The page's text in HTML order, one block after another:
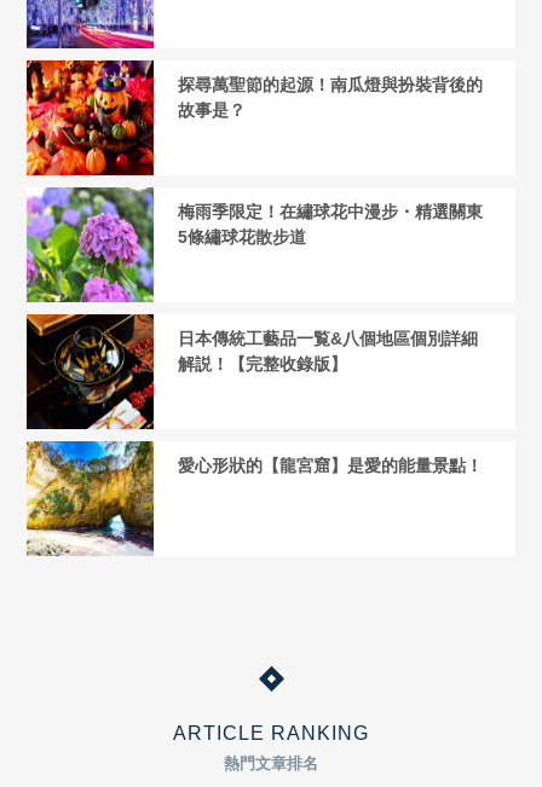
探尋萬聖節的起源！南瓜燈與扮裝背後的
故事是？
梅雨季限定！在繡球花中漫步・精選關東
5條繡球花散步道
日本傳統工藝品一覧&八個地區個別詳細
解説！【完整收錄版】
愛心形狀的【龍宮窟】是愛的能量景點！
ARTICLE RANKING
熱門文章排名